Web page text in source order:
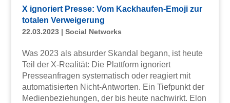
X ignoriert Presse: Vom Kackhaufen-Emoji zur
totalen Verweigerung
22.03.2023| Social Networks
Was 2023 als absurder Skandal begann, ist heute
Teil der X-Realität: Die Plattform ignoriert
Presseanfragen systematisch oder reagiert mit
automatisierten Nicht-Antworten. Ein Tiefpunkt der
Medienbeziehungen, der bis heute nachwirkt. Elon